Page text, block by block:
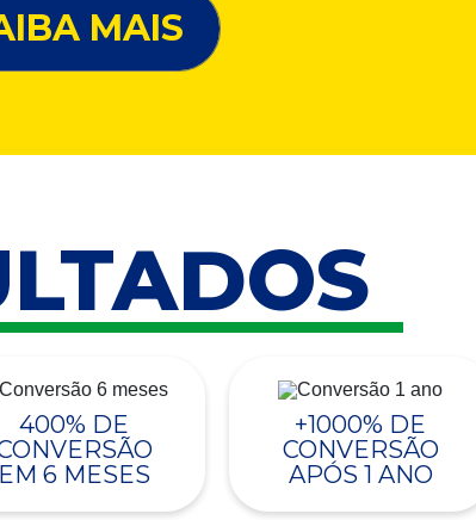
MAIS
400% DE
EM 6 MESES
+1000% DE
CONVERSÃO
APÓS 1 ANO